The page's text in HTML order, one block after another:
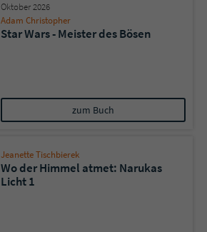
Oktober 2026
Adam Christopher
Star Wars - Meister des Bösen
zum Buch
Jeanette Tischbierek
Wo der Himmel atmet: Narukas
Licht 1